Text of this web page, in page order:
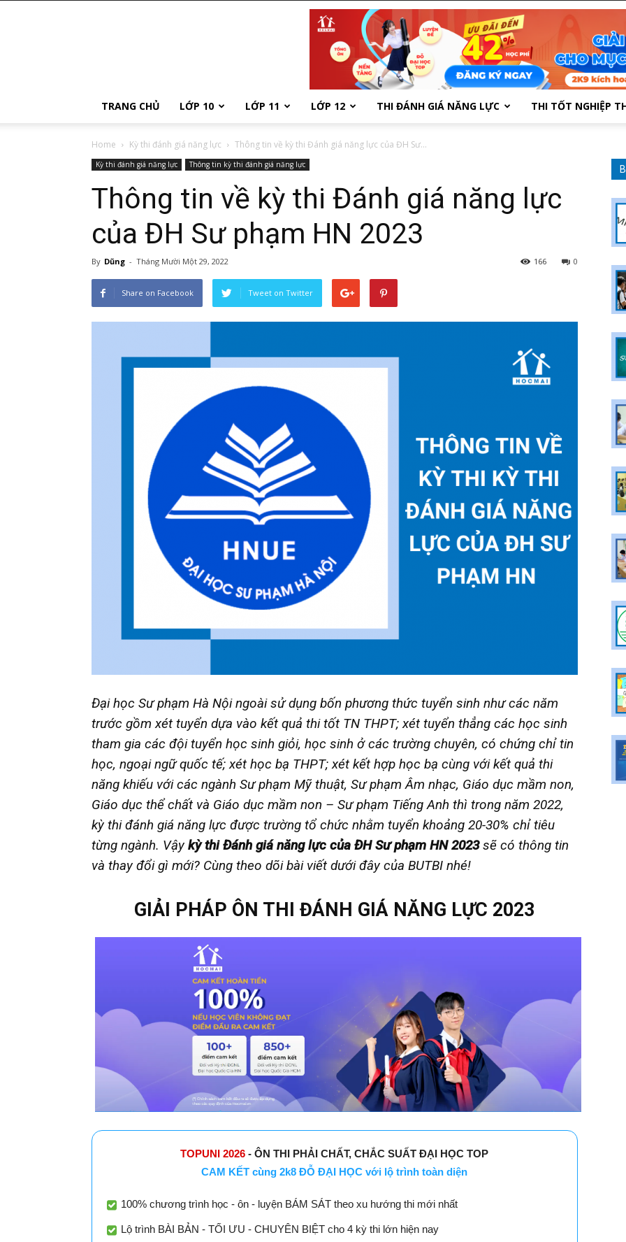
TRANG CHỦ LỚP 10 LỚP 11 LỚP 12 THI ĐÁNH GIÁ NĂNG LỰC THI TỐT NGHIỆP
Home Kỳ thi đánh giá năng lực Thông tin về kỳ thi Đánh giá năng lực của ĐH Sư...
Kỳ thi đánh giá năng lực Thông tin kỳ thi đánh giá năng lực
Thông tin về kỳ thi Đánh giá năng lực
của ĐH Sư phạm HN 2023
By Dũng - Tháng Mười Một 29, 2022 0
166
Share on Facebook Tweet on Twitter
Đại học Sư phạm Hà Nội ngoài sử dụng bốn phương thức tuyển sinh như các năm
trước gồm xét tuyển dựa vào kết quả thi tốt TN THPT; xét tuyển thẳng các học sinh
tham gia các đội tuyển học sinh giỏi, học sinh ở các trường chuyên, có chứng chỉ tin
học, ngoại ngữ quốc tế; xét học bạ THPT; xét kết hợp học bạ cùng với kết quả thi
năng khiếu với các ngành Sư phạm Mỹ thuật, Sư phạm Âm nhạc, Giáo dục mầm non,
Giáo dục thể chất và Giáo dục mầm non – Sư phạm Tiếng Anh thì trong năm 2022,
kỳ thi đánh giá năng lực được trường tổ chức nhằm tuyển khoảng 20-30% chỉ tiêu
từng ngành. Vậy kỳ thi Đánh giá năng lực của ĐH Sư phạm HN 2023sẽ có thông tin
và thay đổi gì mới? Cùng theo dõi bài viết dưới đây của BUTBI nhé!
GIẢI PHÁP ÔN THI ĐÁNH GIÁ NĂNG LỰC 2023
TOPUNI 2026 - ÔN THI PHẢI CHẤT, CHẮC SUẤT ĐẠI HỌC TOP
CAM KẾT cùng 2k8 ĐỖ ĐẠI HỌC với lộ trình toàn diện
100% chương trình học - ôn - luyện BÁM SÁT theo xu hướng thi mới nhất
Lộ trình BÀI BẢN - TỐI ƯU - CHUYÊN BIỆT cho 4 kỳ thi lớn hiện nay